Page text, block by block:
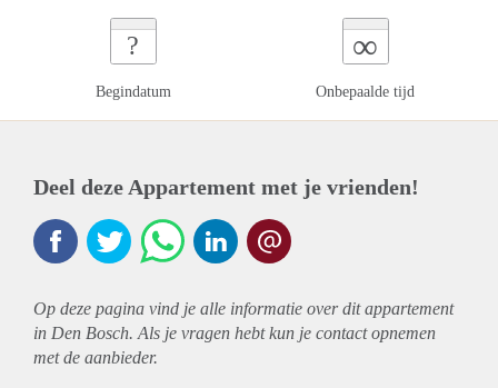
?
Begindatum
∞
Onbepaalde tijd
Deel deze Appartement met je vrienden!
Op deze pagina vind je alle informatie over ditappartement
in Den Bosch. Als je vragen hebt kun je contact opnemen
met de aanbieder.